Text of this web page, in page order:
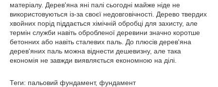
матеріалу. Дерев'яна яні палі сьогодні майже ніде не
використовуються із-за своєї недовговічності. Дерево твердих
хвойних порід піддається хімічній обробці для захисту, але
термін служби навіть обробленої деревини значно коротше
бетонних або навіть сталевих паль. До плюсів дерев'яна
дерев'яних паль можна віднести дешевизну, але така
економія не завжди виявляється економною на ділі.
Теги: пальовий фундамент, фундамент